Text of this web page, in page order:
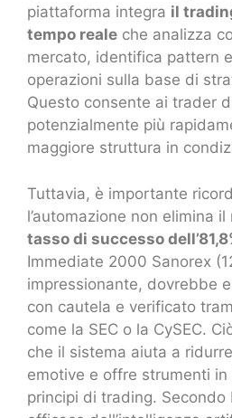
piattaforma integra il
tempo reale che analizza
mercato, identifica pattern
operazioni sulla base di
Questo consente ai trader
potenzialmente più
maggiore struttura in
Tuttavia, è importante
l’automazione non elimina
tasso di successo
Immediate 2000 Sanorex
impressionante, dovrebbe
con cautela e verificato
come la SEC o la CySEC.
che il sistema aiuta a
emotive e offre strumenti in
principi di trading. Secondo